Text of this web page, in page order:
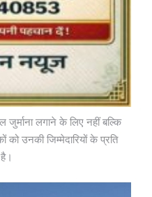
जुर्माना लगाने के लिए नहीं बल्कि
उनकी जिम्मेदारियों के प्रति